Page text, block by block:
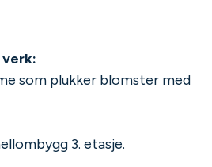
som plukker blomster med
3. etasje.